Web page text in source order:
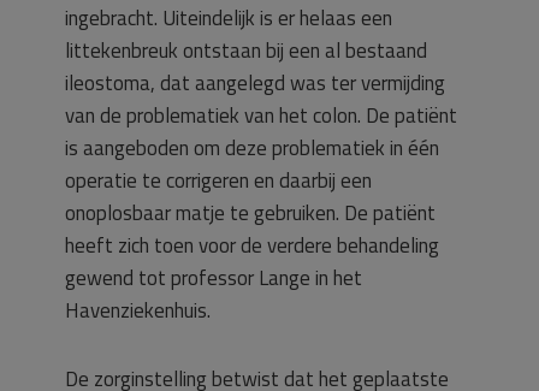
ingebracht. Uiteindelijk is er helaas een
littekenbreuk ontstaan bij een al bestaand
ileostoma, dat aangelegd was ter vermijding
van de problematiek van het colon. De patiënt
is aangeboden om deze problematiek in één
operatie te corrigeren en daarbij een
onoplosbaar matje te gebruiken. De patiënt
heeft zich toen voor de verdere behandeling
gewend tot professor Lange in het
Havenziekenhuis.
De zorginstelling betwist dat het geplaatste